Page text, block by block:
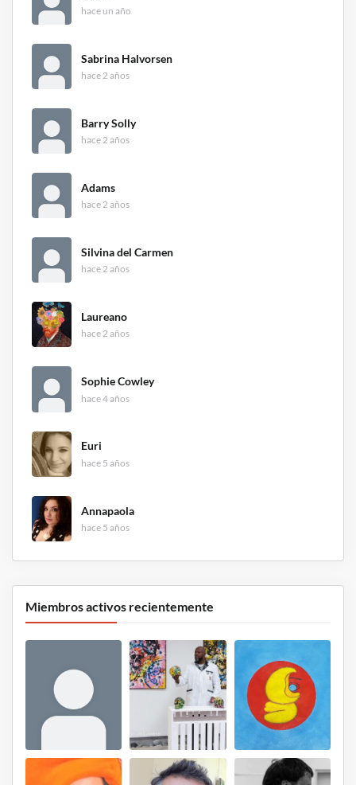
hace un año
Sabrina Halvorsen
hace 2 años
Barry Solly
hace 2 años
Adams
hace 2 años
Silvina del Carmen
hace 2 años
Laureano
hace 2 años
Sophie Cowley
hace 4 años
Euri
hace 5 años
Annapaola
hace 5 años
Miembros activos recientemente